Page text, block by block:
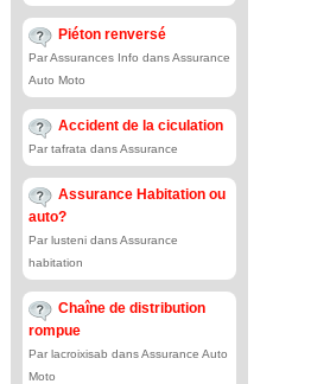
Piéton renversé
Par Assurances Info dans Assurance
Auto Moto
Accident de la ciculation
Par tafrata dans Assurance
Assurance Habitation ou
auto?
Par lusteni dans Assurance
habitation
Chaîne de distribution
rompue
Par lacroixisab dans Assurance Auto
Moto